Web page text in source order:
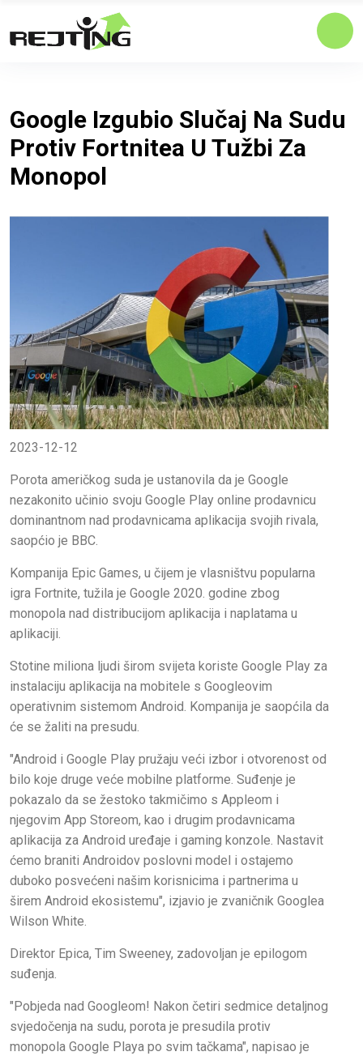
Google Izgubio Slučaj Na Sudu
Protiv Fortnitea U Tužbi Za
Monopol
2023-12-12
Porota američkog suda je ustanovila da je Google
nezakonito učinio svoju Google Play online prodavnicu
dominantnom nad prodavnicama aplikacija svojih rivala,
saopćio je BBC.
Kompanija Epic Games, u čijem je vlasništvu popularna
igra Fortnite, tužila je Google 2020. godine zbog
monopola nad distribucijom aplikacija i naplatama u
aplikaciji.
Stotine miliona ljudi širom svijeta koriste Google Play za
instalaciju aplikacija na mobitele s Googleovim
operativnim sistemom Android. Kompanija je saopćila da
će se žaliti na presudu.
"Android i Google Play pružaju veći izbor i otvorenost od
bilo koje druge veće mobilne platforme. Suđenje je
pokazalo da se žestoko takmičimo s Appleom i
njegovim App Storeom, kao i drugim prodavnicama
aplikacija za Android uređaje i gaming konzole. Nastavit
ćemo braniti Androidov poslovni model i ostajemo
duboko posvećeni našim korisnicima i partnerima u
širem Android ekosistemu", izjavio je zvaničnik Googlea
Wilson White.
Direktor Epica, Tim Sweeney, zadovoljan je epilogom
suđenja.
"Pobjeda nad Googleom! Nakon četiri sedmice detaljnog
svjedočenja na sudu, porota je presudila protiv
monopola Google Playa po svim tačkama", napisao je